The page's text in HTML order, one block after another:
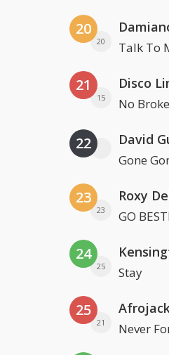
20
20 Talk To
21
15
Disco
No
22
Gone
23
23
Roxy
GO
24
25 Stay
25
21 Never